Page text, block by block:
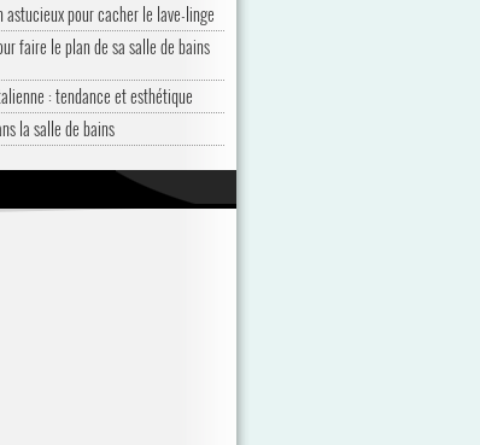
astucieux pour cacher le lave-linge
faire le plan de sa salle de bains
: tendance et esthétique
la salle de bains